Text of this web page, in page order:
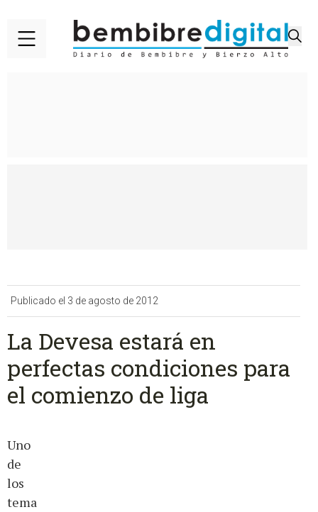
Publicado el 3 de agosto de 2012
La Devesa estará en
perfectas condiciones para
el comienzo de liga
Uno
de
los
tema